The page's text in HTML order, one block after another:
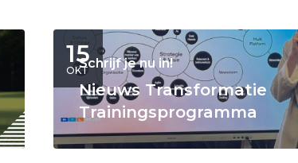
15
OKTSchrijf je nu in!
Nieuws Transformatie
Trainingsprogramma